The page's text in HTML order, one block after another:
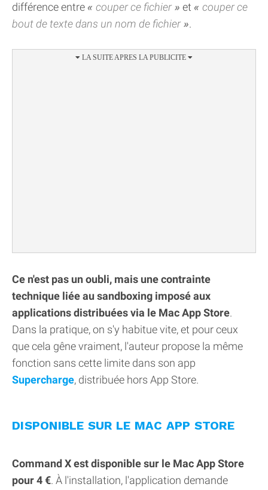
différence entre
couper ce fichier et
couper ce
bout de texte dans un nom de fichier
.
Ce n'est pas un oubli, mais une contrainte
technique liée au sandboxing imposé aux
applications distribuées via le Mac App Store.
Dans la pratique, on s'y habitue vite, et pour ceux
que cela gêne vraiment, l'auteur propose la même
fonction sans cette limite dans son app
Supercharge, distribuée hors App Store.
DISPONIBLE SUR LE MAC APP STORE
Command X est disponible sur le Mac App Store
pour 4 €. À l'installation, l'application demande